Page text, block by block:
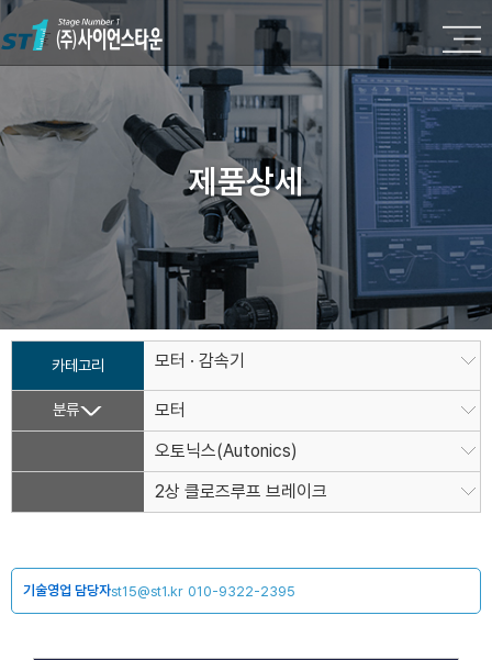
제품상세
카테고리 모터 · 감속기
분류
모터
오토닉스(Autonics)
2상 클로즈루프 브레이크
기술영업 담당자st15@st1.kr 010-9322-2395